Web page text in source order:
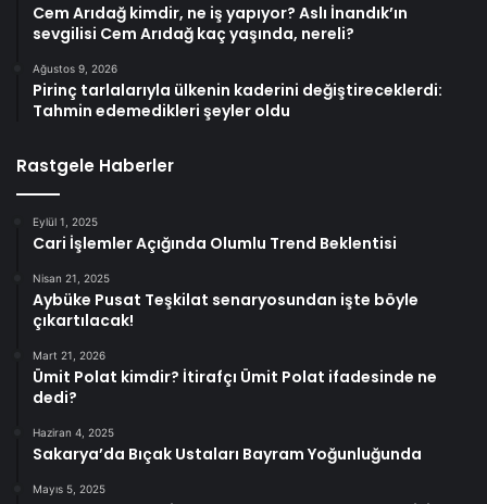
Cem Arıdağ kimdir, ne iş yapıyor? Aslı İnandık’ın
sevgilisi Cem Arıdağ kaç yaşında, nereli?
Ağustos 9, 2026
Pirinç tarlalarıyla ülkenin kaderini değiştireceklerdi:
Tahmin edemedikleri şeyler oldu
Rastgele Haberler
Eylül 1, 2025
Cari İşlemler Açığında Olumlu Trend Beklentisi
Nisan 21, 2025
Aybüke Pusat Teşkilat senaryosundan işte böyle
çıkartılacak!
Mart 21, 2026
Ümit Polat kimdir? İtirafçı Ümit Polat ifadesinde ne
dedi?
Haziran 4, 2025
Sakarya’da Bıçak Ustaları Bayram Yoğunluğunda
Mayıs 5, 2025